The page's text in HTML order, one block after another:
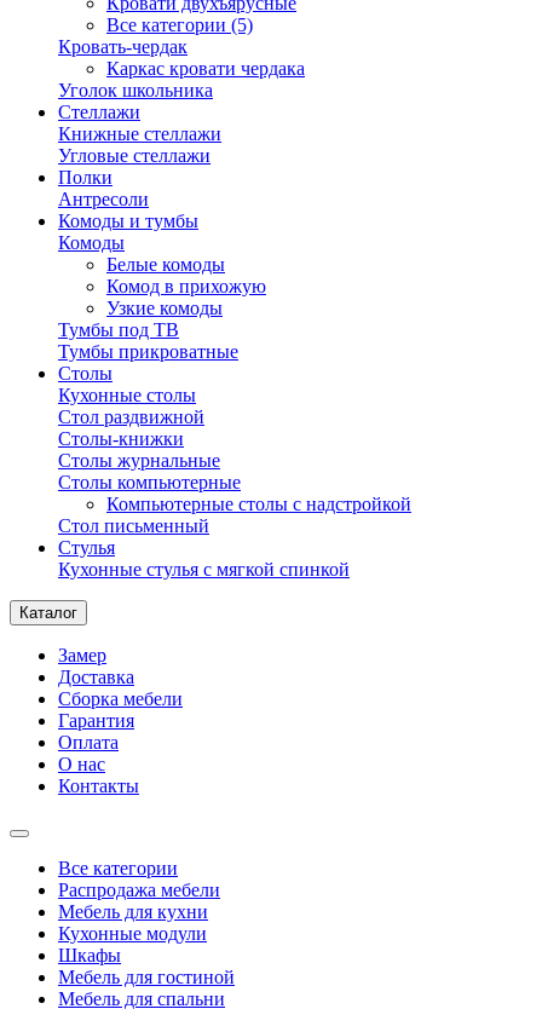
Все категории (5)
Кровать-чердак
Каркас кровати чердака
Уголок школьника
Стеллажи
Книжные стеллажи
Угловые стеллажи
Полки
Антресоли
Комоды и тумбы
Комоды
Белые комоды
Комод в прихожую
Узкие комоды
Тумбы под ТВ
Тумбы прикроватные
Столы
Кухонные столы
Стол раздвижной
Столы-книжки
Столы журнальные
Столы компьютерные
Компьютерные столы с надстройкой
Стол письменный
Стулья
Кухонные стулья с мягкой спинкой
Каталог
Замер
Доставка
Сборка мебели
Гарантия
Оплата
О нас
Контакты
Все категории
Распродажа мебели
Мебель для кухни
Кухонные модули
Шкафы
Мебель для гостиной
Мебель для спальни